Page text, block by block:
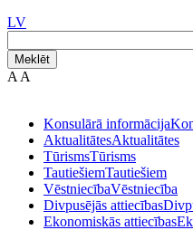
LV
Meklēt
A A
Konsulārā informācija
AktualitātesAktualitātes
TūrismsTūrisms
TautiešiemTautiešiem
VēstniecībaVēstniecība
Divpusējās attiecības
Ekonomiskās attiecības